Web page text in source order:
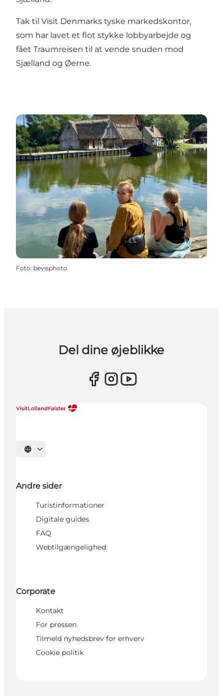
Tak til Visit Denmarks tyske markedskontor,
som har lavet et flot stykke lobbyarbejde og
fået Traumreisen til at vende snuden mod
Sjælland og Øerne.
Foto: bevisphoto
Del dine øjeblikke
Vælg sprog
Andre sider
Turistinformationer
Digitale guides
FAQ
Webtilgængelighed
Corporate
Kontakt
For pressen
Tilmeld nyhedsbrev for erhverv
Cookie politik